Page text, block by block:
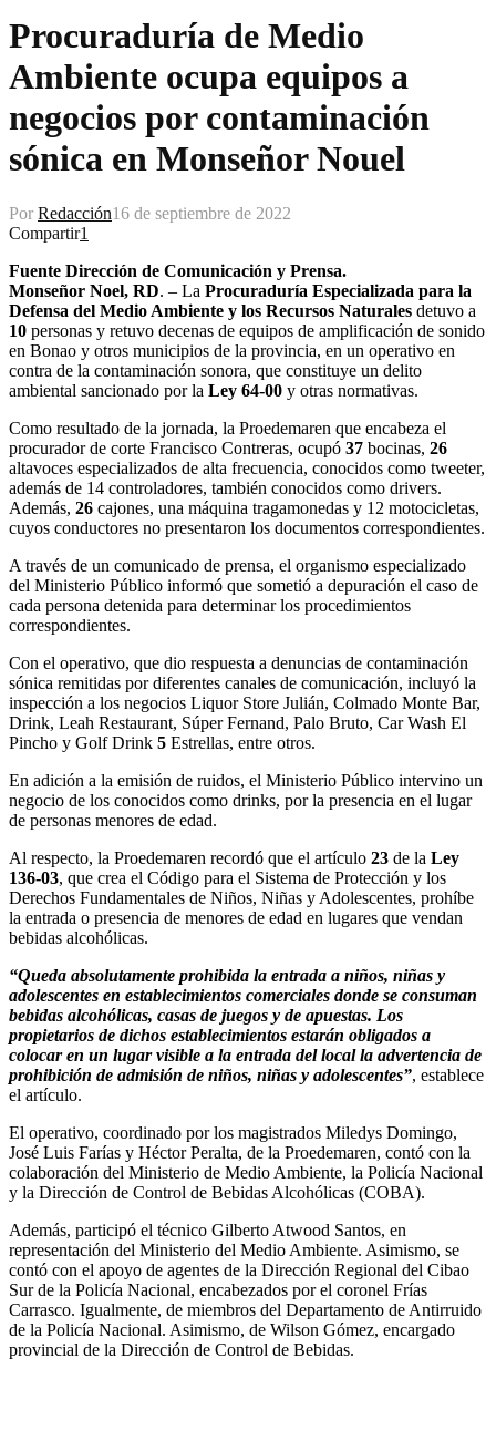
Procuraduría de Medio
Ambiente ocupa equipos a
negocios por contaminación
sónica en Monseñor Nouel
Por Redacción16 de septiembre de 2022
Compartir1
Fuente Dirección de Comunicación y Prensa.
Monseñor Noel, RD. – La Procuraduría Especializada para la
Defensa del Medio Ambiente y los Recursos Naturales detuvo a
10 personas y retuvo decenas de equipos de amplificación de sonido
en Bonao y otros municipios de la provincia, en un operativo en
contra de la contaminación sonora, que constituye un delito
ambiental sancionado por la Ley 64-00 y otras normativas.
Como resultado de la jornada, la Proedemaren que encabeza el
procurador de corte Francisco Contreras, ocupó 37 bocinas, 26
altavoces especializados de alta frecuencia, conocidos como tweeter,
además de 14 controladores, también conocidos como drivers.
Además, 26 cajones, una máquina tragamonedas y 12 motocicletas,
cuyos conductores no presentaron los documentos correspondientes.
A través de un comunicado de prensa, el organismo especializado
del Ministerio Público informó que sometió a depuración el caso de
cada persona detenida para determinar los procedimientos
correspondientes.
Con el operativo, que dio respuesta a denuncias de contaminación
sónica remitidas por diferentes canales de comunicación, incluyó la
inspección a los negocios Liquor Store Julián, Colmado Monte Bar,
Drink, Leah Restaurant, Súper Fernand, Palo Bruto, Car Wash El
Pincho y Golf Drink 5 Estrellas, entre otros.
En adición a la emisión de ruidos, el Ministerio Público intervino un
negocio de los conocidos como drinks, por la presencia en el lugar
de personas menores de edad.
Al respecto, la Proedemaren recordó que el artículo 23 de la Ley
136-03, que crea el Código para el Sistema de Protección y los
Derechos Fundamentales de Niños, Niñas y Adolescentes, prohíbe
la entrada o presencia de menores de edad en lugares que vendan
bebidas alcohólicas.
“Queda absolutamente prohibida la entrada a niños, niñas y
adolescentes en establecimientos comerciales donde se consuman
bebidas alcohólicas, casas de juegos y de apuestas. Los
propietarios de dichos establecimientos estarán obligados a
colocar en un lugar visible a la entrada del local la advertencia de
prohibición de admisión de niños, niñas y adolescentes”, establece
el artículo.
El operativo, coordinado por los magistrados Miledys Domingo,
José Luis Farías y Héctor Peralta, de la Proedemaren, contó con la
colaboración del Ministerio de Medio Ambiente, la Policía Nacional
y la Dirección de Control de Bebidas Alcohólicas (COBA).
Además, participó el técnico Gilberto Atwood Santos, en
representación del Ministerio del Medio Ambiente. Asimismo, se
contó con el apoyo de agentes de la Dirección Regional del Cibao
Sur de la Policía Nacional, encabezados por el coronel Frías
Carrasco. Igualmente, de miembros del Departamento de Antirruido
de la Policía Nacional. Asimismo, de Wilson Gómez, encargado
provincial de la Dirección de Control de Bebidas.